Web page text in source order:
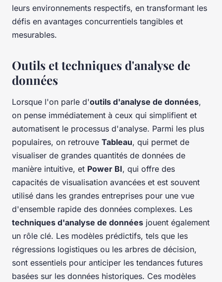
leurs environnements respectifs, en transformant les
défis en avantages concurrentiels tangibles et
mesurables.
Outils et techniques d'analyse de
données
Lorsque l'on parle d'outils d'analyse de données,
on pense immédiatement à ceux qui simplifient et
automatisent le processus d'analyse. Parmi les plus
populaires, on retrouve Tableau, qui permet de
visualiser de grandes quantités de données de
manière intuitive, et Power BI, qui offre des
capacités de visualisation avancées et est souvent
utilisé dans les grandes entreprises pour une vue
d'ensemble rapide des données complexes. Les
techniques d'analyse de données jouent également
un rôle clé. Les modèles prédictifs, tels que les
régressions logistiques ou les arbres de décision,
sont essentiels pour anticiper les tendances futures
basées sur les données historiques. Ces modèles